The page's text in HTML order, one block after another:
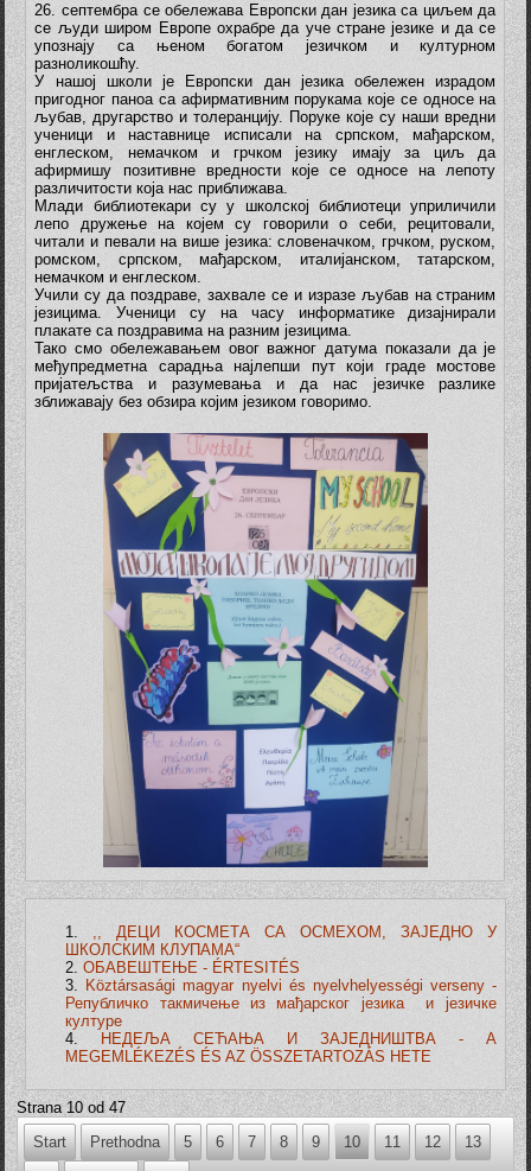
26. септембра се обележава Европски дан језика са циљем да
се људи широм Европе охрабре да уче стране језике и да се
упознају са њеном богатом језичком и културном
разноликошћу.
У нашој школи је Европски дан језика обележен израдом
пригодног паноа са афирмативним порукама које се односе на
љубав, другарство и толеранцију. Поруке које су наши вредни
ученици и наставнице исписали на српском, мађарском,
енглеском, немачком и грчком језику имају за циљ да
афирмишу позитивне вредности које се односе на лепоту
различитости која нас приближава.
Млади библиотекари су у школској библиотеци уприличили
лепо дружење на којем су говорили о себи, рецитовали,
читали и певали на више језика: словеначком, грчком, руском,
ромском, српском, мађарском, италијанском, татарском,
немачком и енглеском.
Учили су да поздраве, захвале се и изразе љубав на страним
језицима. Ученици су на часу информатике дизајнирали
плакате са поздравима на разним језицима.
Тако смо обележавањем овог важног датума показали да је
међупредметна сарадња најлепши пут који граде мостове
пријатељства и разумевања и да нас језичке разлике
зближавају без обзира којим језиком говоримо.
,, ДЕЦИ КОСМЕТА СА ОСМЕХОМ, ЗАЈЕДНО У
ШКОЛСКИМ КЛУПАМА“
ОБАВЕШТЕЊЕ - ÉRTESITÉS
Köztársasági magyar nyelvi és nyelvhelyességi verseny -
Републичко такмичење из мађарског језика и језичке
културе
НЕДЕЉА СЕЋАЊА И ЗАЈЕДНИШТВА - A
MEGEMLÉKEZÉS ÉS AZ ÖSSZETARTOZÁS HETE
Strana 10 od 47
Start
Prethodna 5 6 7 8 9 10 11 12 13